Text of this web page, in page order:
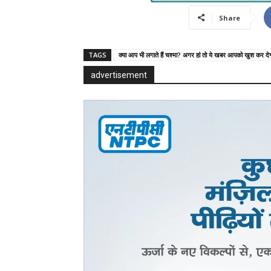
Share
TAGS क्या आप भी लगाते हैं चश्मा? अगर हां तो ये खबर आपको खुश कर
advertisement